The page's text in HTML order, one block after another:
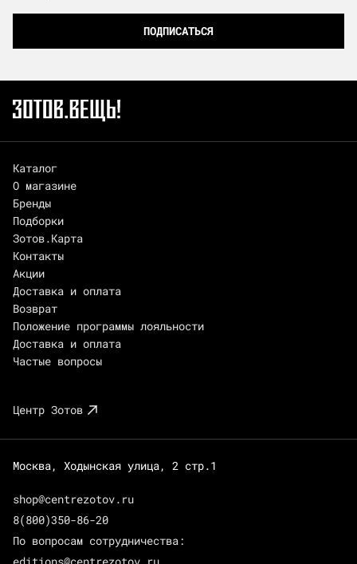
ПОДПИСАТЬСЯ
Каталог
О магазине
Бренды
Подборки
Зотов.Карта
Контакты
Акции
Доставка и оплата
Возврат
Положение программы лояльности
Доставка и оплата
Частые вопросы
Центр Зотов
Москва, Ходынская улица, 2 стр.1
shop@centrezotov.ru
8(800)350-86-20
По вопросам сотрудничества: